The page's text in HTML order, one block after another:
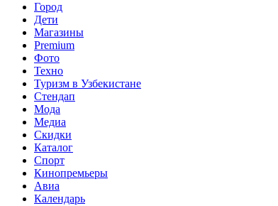
Город
Дети
Магазины
Premium
Фото
Техно
Туризм в Узбекистане
Стендап
Мода
Медиа
Скидки
Каталог
Спорт
Кинопремьеры
Авиа
Календарь